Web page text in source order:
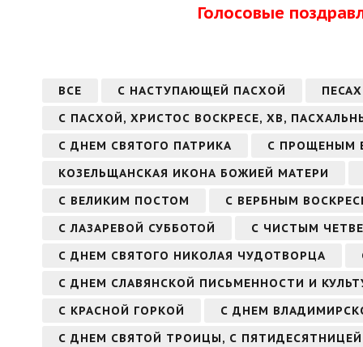
Голосовые
ВСЕ С НАСТУПАЮЩЕЙ ПАСХОЙ
ПЕСАХ
С ПАСХОЙ, ХРИСТОС ВОСКРЕСЕ, ХВ,
С ДНЕМ СВЯТОГО ПАТРИКА
С ПРОЩЕНЫМ
КОЗЕЛЬЩАНСКАЯ ИКОНА БОЖИЕЙ МАТЕРИ
С ВЕЛИКИМ ПОСТОМ
С ВЕРБНЫМ
С ЛАЗАРЕВОЙ СУББОТОЙ
С ЧИСТЫМ
С ДНЕМ СВЯТОГО НИКОЛАЯ ЧУДОТВОРЦА
С ДНЕМ СЛАВЯНСКОЙ ПИСЬМЕННОСТИ И
С КРАСНОЙ ГОРКОЙ
С ДНЕМ
С ДНЕМ СВЯТОЙ ТРОИЦЫ, С ПЯТИДЕСЯТНИЦЕЙ